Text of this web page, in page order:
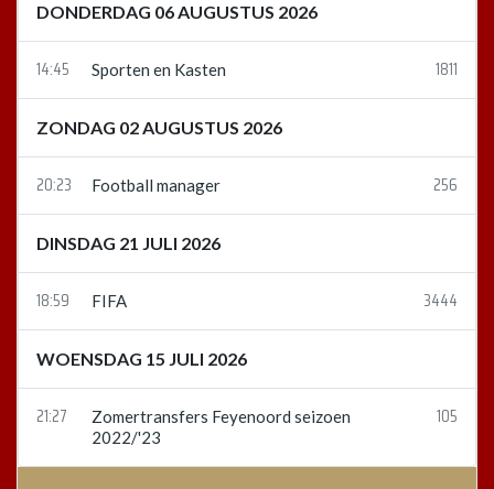
DONDERDAG 06 AUGUSTUS 2026
14:45 Sporten en Kasten 1811
ZONDAG 02 AUGUSTUS 2026
20:23 Football manager 256
DINSDAG 21 JULI 2026
18:59 FIFA 3444
WOENSDAG 15 JULI 2026
21:27
Zomertransfers Feyenoord seizoen
2022/'23
105